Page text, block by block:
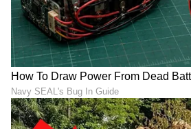
Vastu for wallet: ಪರ್ಸ್‌ನಲ್ಲಿ
ಈ ಫೋಟೋ ಇಟ್ಕೊಳ್ಳಿ, ಆ ವಸ್ತು
ಎಸೆದುಬಿಡಿ.. ಯಾಕೆಂದು ತಿಳ್ಕೊಳ್ಳಿ
ಕೈ-
ಬಣ್ಣ
LATEST VIDEOS
"ರಾಜಕೀಯ ಬೇಡ, ಸಿನಿಮಾನೇ